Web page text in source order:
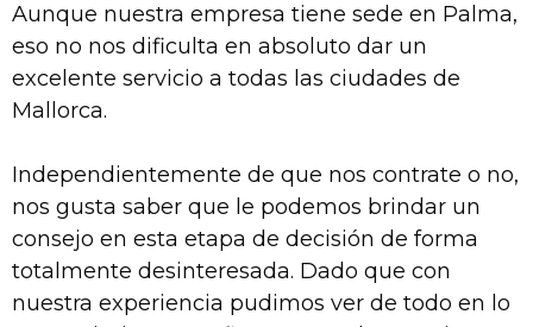
Aunque nuestra empresa tiene sede en Palma,
eso no nos dificulta en absoluto dar un
excelente servicio a todas las ciudades de
Mallorca.
Independientemente de que nos contrate o no,
nos gusta saber que le podemos brindar un
consejo en esta etapa de decisión de forma
totalmente desinteresada. Dado que con
nuestra experiencia pudimos ver de todo en lo